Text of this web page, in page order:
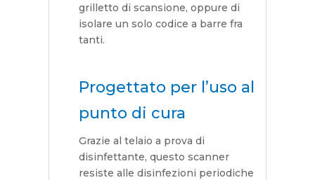
grilletto di scansione, oppure di
isolare un solo codice a barre fra
tanti.
Progettato per l’uso al
punto di cura
Grazie al telaio a prova di
disinfettante, questo scanner
resiste alle disinfezioni periodiche